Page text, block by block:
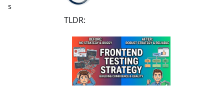
s
TLDR: